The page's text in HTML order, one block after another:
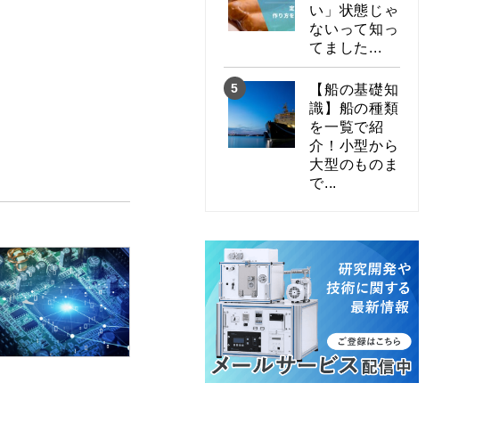
い」状態じゃ
ないって知っ
てました...
【船の基礎知
識】船の種類
を一覧で紹
介！小型から
大型のものま
で...